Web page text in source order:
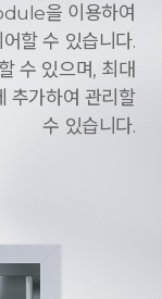
을 이용하여
할 수 있습니다.
수 있으며, 최대
추가하여 관리할
수 있습니다.